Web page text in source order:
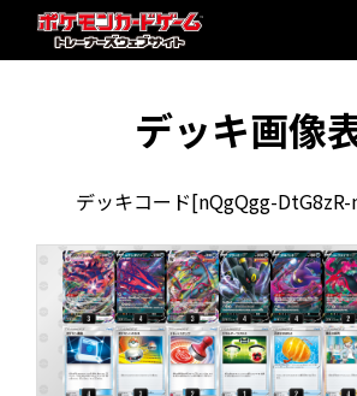
デッキ画像
デッキコード[nQgQgg-